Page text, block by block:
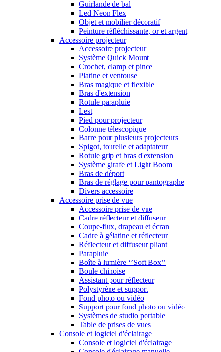
Guirlande de bal
Led Neon Flex
Objet et mobilier décoratif
Peinture réfléchissante, or et argent
Accessoire projecteur
Accessoire projecteur
Système Quick Mount
Crochet, clamp et pince
Platine et ventouse
Bras magique et flexible
Bras d'extension
Rotule parapluie
Lest
Pied pour projecteur
Colonne télescopique
Barre pour plusieurs projecteurs
Spigot, tourelle et adaptateur
Rotule grip et bras d'extension
Système girafe et Light Boom
Bras de déport
Bras de réglage pour pantographe
Divers accessoire
Accessoire prise de vue
Accessoire prise de vue
Cadre réflecteur et diffuseur
Coupe-flux, drapeau et écran
Cadre à gélatine et réflecteur
Réflecteur et diffuseur pliant
Parapluie
Boîte à lumière ‘’Soft Box’’
Boule chinoise
Assistant pour réflecteur
Polystyrène et support
Fond photo ou vidéo
Support pour fond photo ou vidéo
Systèmes de studio portable
Table de prises de vues
Console et logiciel d'éclairage
Console et logiciel d'éclairage